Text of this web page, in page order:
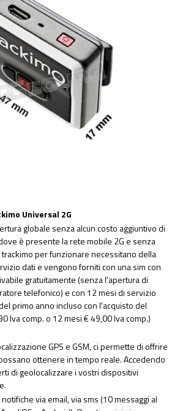
Universal 2G
globale senza alcun costo aggiuntivo di
è presente la rete mobile 2G e senza
per funzionare necessitano della
dati e vengono forniti con una sim con
gratuitamente (senza l'apertura di
telefonico) e con 12 mesi di servizio
primo anno incluso con l'acquisto del
Iva comp. o 12 mesi € 49,00 Iva comp.)
GPS e GSM, ci permette di offrire
ottenere in tempo reale. Accedendo
di geolocalizzare i vostri dispositivi
via email, via sms (10 messaggi al